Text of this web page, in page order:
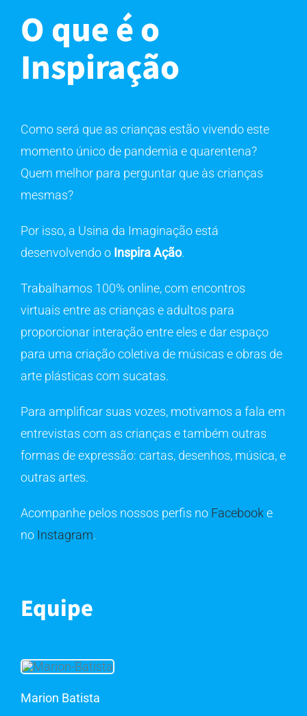
O que é o
Inspiração
Como será que as crianças estão vivendo este
momento único de pandemia e quarentena?
Quem melhor para perguntar que às crianças
mesmas?
Por isso, a Usina da Imaginação está
desenvolvendo o Inspira Ação.
Trabalhamos 100% online, com encontros
virtuais entre as crianças e adultos para
proporcionar interação entre eles e dar espaço
para uma criação coletiva de músicas e obras de
arte plásticas com sucatas.
Para amplificar suas vozes, motivamos a fala em
entrevistas com as crianças e também outras
formas de expressão: cartas, desenhos, música, e
outras artes.
Acompanhe pelos nossos perfis no Facebook e
no Instagram.
Equipe
Marion Batista